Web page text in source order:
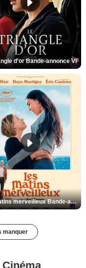
d'or Bande-annonce VF
Les Matins merveilleux Bande-annonce VF
manquer